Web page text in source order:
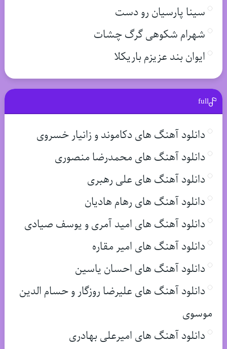
سینا پارسیان رو دست
شهرام شکوهی گرگ چشات
ایوان بند عزیزم باریکلا
full
دانلود آهنگ های دکاموند و زانیار خسروی
دانلود آهنگ های محمدرضا منصوری
دانلود آهنگ های علی رهبری
دانلود آهنگ های رهام هادیان
دانلود آهنگ های امید آمری و یوسف صیادی
دانلود آهنگ های امیر مقاره
دانلود آهنگ های احسان یاسین
دانلود آهنگ های علیرضا روزگار و حسام الدین
موسوی
دانلود آهنگ های امیرعلی بهادری